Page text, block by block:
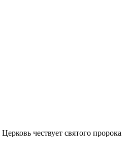
чествует святого пророка